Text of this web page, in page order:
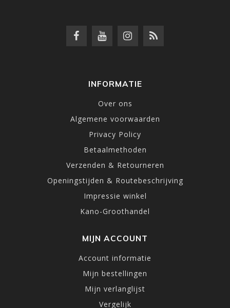
INFORMATIE
Over ons
Algemene voorwaarden
Privacy Policy
Betaalmethoden
Verzenden & Retourneren
Openingstijden & Routebeschrijving
Impressie winkel
Kano-Groothandel
MIJN ACCOUNT
Account informatie
Mijn bestellingen
Mijn verlanglijst
Vergelijk